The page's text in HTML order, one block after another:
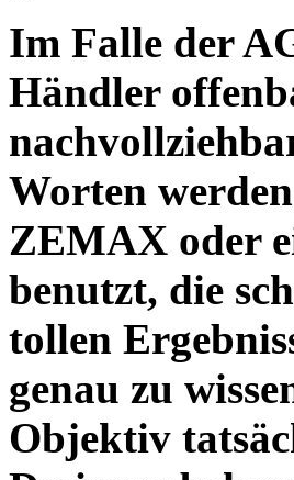
Im Falle der
Händler
Worten
ZEMAX oder
benutzt, die
tollen
genau zu
Objektiv